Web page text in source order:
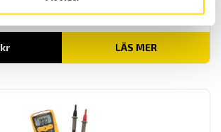
säkerhetskategori III 1000 V.
kr LÄS MER